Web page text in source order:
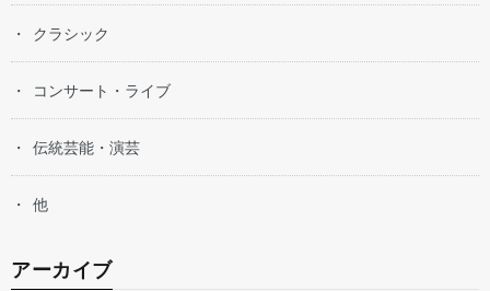
クラシック
コンサート・ライブ
伝統芸能・演芸
他
アーカイブ